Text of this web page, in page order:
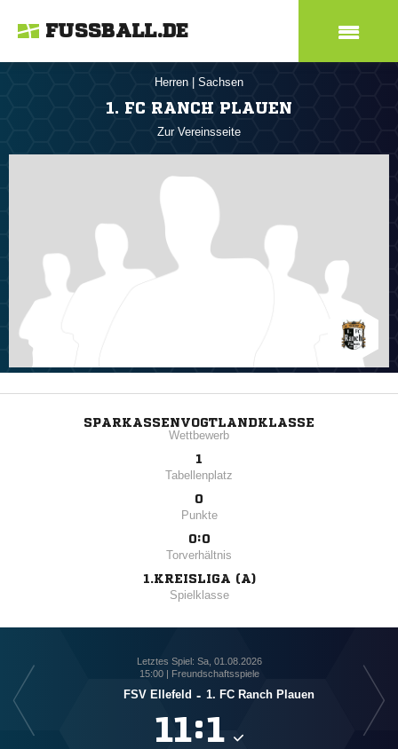
FUSSBALL.DE
Herren Sachsen
1. FC RANCH PLAUEN
Zur Vereinsseite
SPARKASSENVOGTLANDKLASSE
Wettbewerb
1
Tabellenplatz
0
Punkte
0:0
Torverhältnis
1.KREISLIGA (A)
Spielklasse
Letztes Spiel: Sa, 01.08.2026
15:00 | Freundschaftsspiele
FSV Ellefeld - 1. FC Ranch Plauen
: